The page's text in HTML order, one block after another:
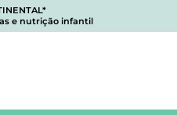
e nutrição infantil